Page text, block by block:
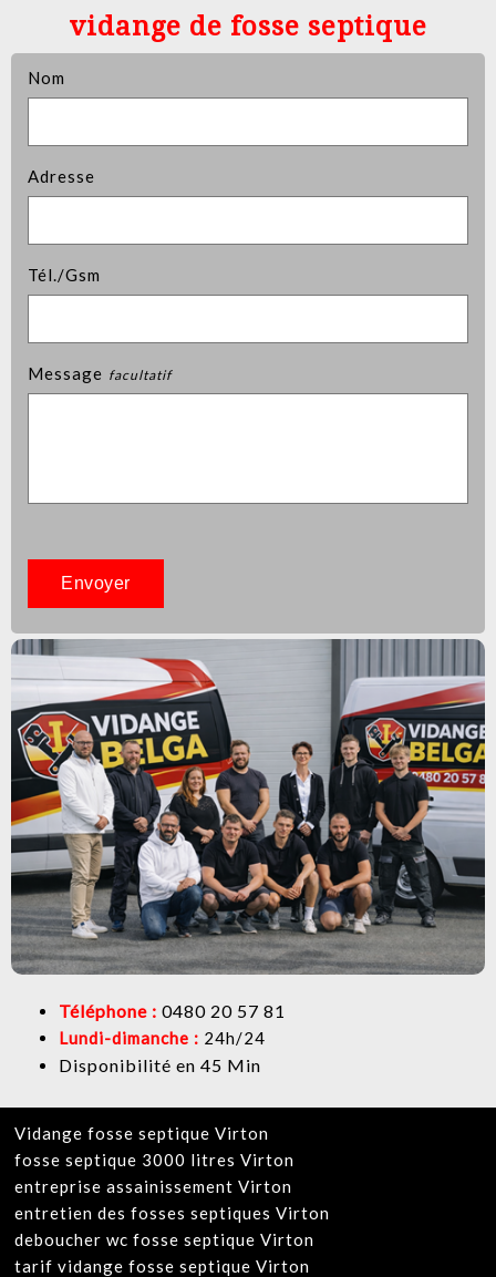
vidange de fosse septique
Nom
Adresse
Tél./Gsm
Message
Téléphone : 0480 20 57 81
Lundi-dimanche : 24h/24
Disponibilité en 45 Min
Vidange fosse septique Virton
fosse septique 3000 litres Virton
entreprise assainissement Virton
entretien des fosses septiques Virton
deboucher wc fosse septique Virton
tarif vidange fosse septique Virton